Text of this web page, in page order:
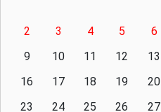
нейтралитета
Политика
президенту
делать самому
2
3 4 5 6
9
10 11 12 13
16
17 18 19 20
23
24 25 26 27